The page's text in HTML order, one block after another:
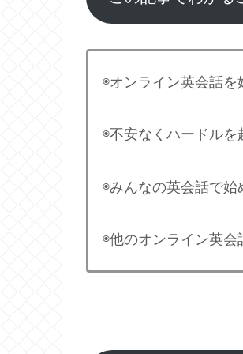
◉オンライン英会話
◉不安なくハードルを
◉みんなの英会話で始
◉他のオンライン英会